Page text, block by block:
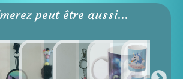
peut être aussi...